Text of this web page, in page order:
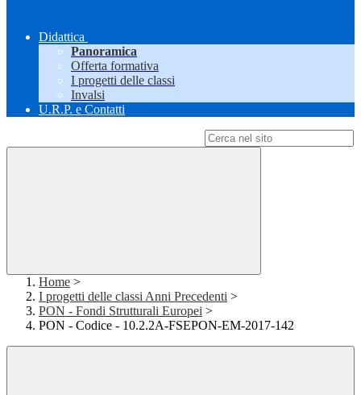
Didattica
Panoramica
Offerta formativa
I progetti delle classi
Invalsi
U.R.P. e Contatti
Home >
I progetti delle classi Anni Precedenti >
PON - Fondi Strutturali Europei >
PON - Codice - 10.2.2A-FSEPON-EM-2017-142